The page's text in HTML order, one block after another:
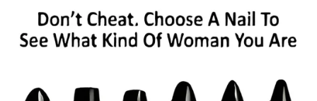
Димитрија бидејќи низ народот се шири
легенда за Црниот Камен која е длабоко
вкоренета во народното верување, при што
исцелителна моќ. Се вели дека оние кои се